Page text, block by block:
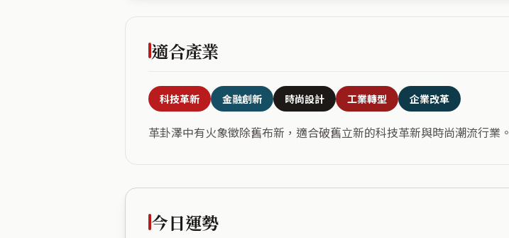
適合產業
科技革新 金融創新 時尚設計 工業轉型 企業改革
革卦澤中有火象徵除舊布新，適合破舊立新的科技革新與時尚潮流行業。
今日運勢